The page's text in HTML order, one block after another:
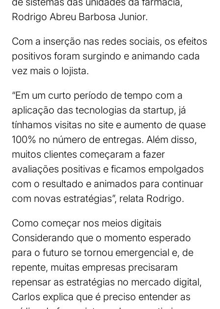
Rodrigo Abreu Barbosa Junior.
Com a inserção nas redes sociais, os efeitos
positivos foram surgindo e animando cada
vez mais o lojista.
“Em um curto período de tempo com a
aplicação das tecnologias da startup, já
tínhamos visitas no site e aumento de quase
100% no número de entregas. Além disso,
muitos clientes começaram a fazer
avaliações positivas e ficamos empolgados
com o resultado e animados para continuar
com novas estratégias”, relata Rodrigo.
Como começar nos meios digitais
Considerando que o momento esperado
para o futuro se tornou emergencial e, de
repente, muitas empresas precisaram
repensar as estratégias no mercado digital,
Carlos explica que é preciso entender as